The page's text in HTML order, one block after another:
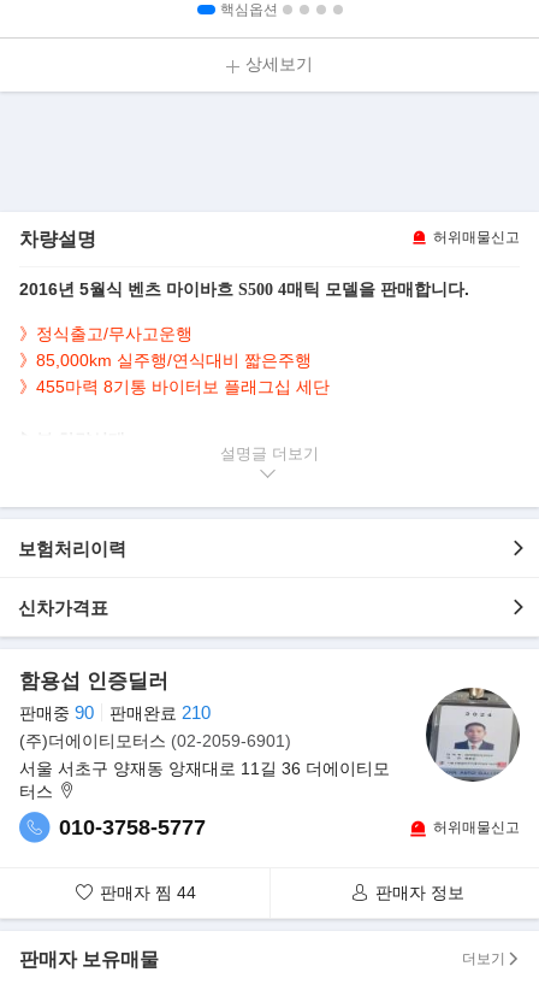
핵심옵션
상세보기
차량설명 허위매물신고
2016년 5월식 벤츠 마이바흐 S500 4매틱 모델을 판매합니다.
》정식출고/무사고운행
》85,000km 실주행/연식대비 짧은주행
》455마력 8기통 바이터보 플래그십 세단
- 연식대비 짧은주행
- 깔끔하게 관리된 실내/외
동.메모리시트 등..
▶마이바흐 S500..
메르세데스-마이바흐 S클래스는 지난달 미국 로스엔젤레스 컨벤션
센터에서 열린 ‘2014 LA 모터쇼’를 통해
세계 최초로 공개됐다. 2010년 판매 부진을 이유로 폐지됐던 마이
바흐를 메르세데스-벤츠가 플래그십 모델
스-마이바흐 S클래스는 메르세데스-벤츠
설명글
보험처리이력
신차가격표
함용섭 인증딜러
판매중 90 판매완료 210
(주)더에이티모터스 (02-2059-6901)
서울 서초구 양재동 앙재대로 11길 36 더에이티모
터스
010-3758-5777 허위매물신고
판매자 찜 44 판매자 정보
판매자 보유매물 더보기